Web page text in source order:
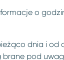
o
dnia i od
brane pod